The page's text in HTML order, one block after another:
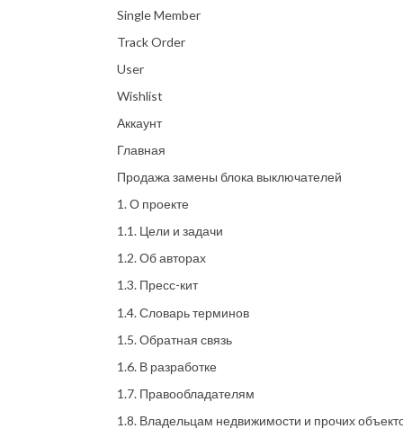
Single Member
Track Order
User
Wishlist
Аккаунт
Главная
Продажа замены блока выключателей
1. О проекте
1.1. Цели и задачи
1.2. Об авторах
1.3. Пресс-кит
1.4. Словарь терминов
1.5. Обратная связь
1.6. В разработке
1.7. Правообладателям
1.8. Владельцам недвижимости и прочих